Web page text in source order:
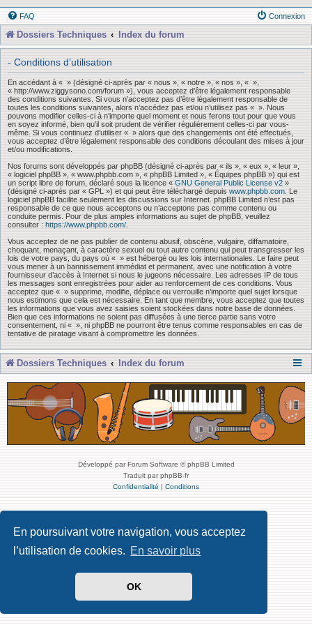
En poursuivant votre navigation, vous acceptez
l’utilisation de cookies. En savoir plus
OK
FAQ Connexion
Dossiers Techniques Index du forum
- Conditions d’utilisation
En accédant à « » (désigné ci-après par « nous », « notre », « nos », « »,
« http://www.ziggysono.com/forum »), vous acceptez d’être légalement responsable
des conditions suivantes. Si vous n’acceptez pas d’être légalement responsable de
toutes les conditions suivantes, alors n’accédez pas et/ou n’utilisez pas « ». Nous
pouvons modifier celles-ci à n’importe quel moment et nous ferons tout pour que vous
en soyez informé, bien qu’il soit prudent de vérifier régulièrement celles-ci par vous-
même. Si vous continuez d’utiliser « » alors que des changements ont été effectués,
vous acceptez d’être légalement responsable des conditions découlant des mises à jour
et/ou modifications.
Nos forums sont développés par phpBB (désigné ci-après par « ils », « eux », « leur »,
« logiciel phpBB », « www.phpbb.com », « phpBB Limited », « Équipes phpBB ») qui est
un script libre de forum, déclaré sous la licence « GNU General Public License v2 »
(désigné ci-après par « GPL ») et qui peut être téléchargé depuis www.phpbb.com . Le
logiciel phpBB facilite seulement les discussions sur Internet. phpBB Limited n’est pas
responsable de ce que nous acceptons ou n’acceptons pas comme contenu ou
conduite permis. Pour de plus amples informations au sujet de phpBB, veuillez
consulter : https://www.phpbb.com/
Vous acceptez de ne pas publier de contenu abusif, obscène, vulgaire, diffamatoire,
choquant, menaçant, à caractère sexuel ou tout autre contenu qui peut transgresser les
lois de votre pays, du pays où « » est hébergé ou les lois internationales. Le faire peut
vous mener à un bannissement immédiat et permanent, avec une notification à votre
fournisseur d’accès à Internet si nous le jugeons nécessaire. Les adresses IP de tous
les messages sont enregistrées pour aider au renforcement de ces conditions. Vous
acceptez que « » supprime, modifie, déplace ou verrouille n’importe quel sujet lorsque
nous estimons que cela est nécessaire. En tant que membre, vous acceptez que toutes
les informations que vous avez saisies soient stockées dans notre base de données.
Bien que ces informations ne soient pas diffusées à une tierce partie sans votre
consentement, ni « », ni phpBB ne pourront être tenus comme responsables en cas de
tentative de piratage visant à compromettre les données.
Dossiers Techniques Index du forum
Développé par Forum Software © phpBB Limited
Traduit par phpBB-fr
Confidentialité | Conditions